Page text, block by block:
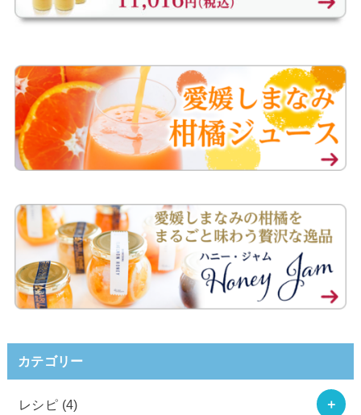
カテゴリー
レシピ (4)